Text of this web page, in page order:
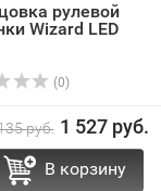
рулевой
Wizard LED
(0)
руб. 1 527 руб.
В корзину